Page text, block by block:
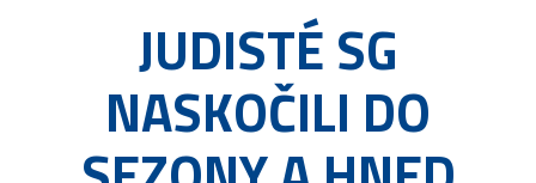
JUDISTÉ SG
NASKOČILI DO